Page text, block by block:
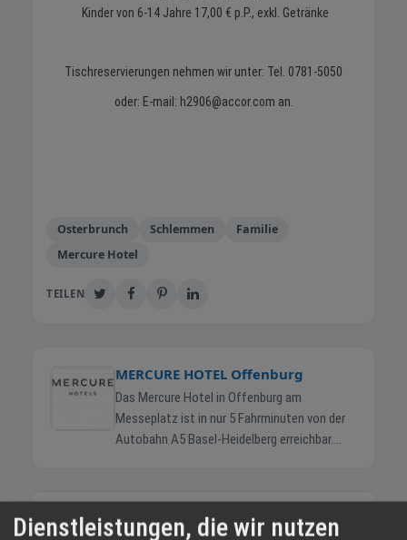
Kinder von 6-14 Jahre 17,00 € p.P., exkl. Getränke
Tischreservierungen nehmen wir unter: Tel. 0781-5050
oder: E-mail: h2906@accor.com an.
Osterbrunch Schlemmen
Familie
Mercure Hotel
TEILEN
MERCURE HOTEL Offenburg
Das Mercure Hotel in Offenburg am
Messeplatz ist in nur 5 Fahrminuten von der
Autobahn A5 Basel-Heidelberg erreichbar.
Hotel der ideale Ausgangspunkt für Touristen
und Geschäftsreisende. Modernste Tagungs-
Dienstleistungen, die wir nutzen